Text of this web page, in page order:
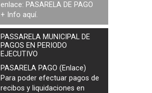
enlace: PASARELA DE PAGO
+ Info aquí.
PASSARELA MUNICIPAL DE
PAGOS EN PERIODO
EJECUTIVO
PASARELA PAGO (Enlace)
Para poder efectuar pagos de
recibos y liquidaciones en